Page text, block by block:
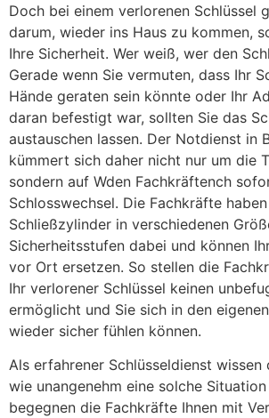
Doch bei einem verlorenen Schlüssel
darum, wieder ins Haus zu kommen,
Ihre Sicherheit. Wer weiß, wer den
Gerade wenn Sie vermuten, dass Ihr
Hände geraten sein könnte oder Ihr
daran befestigt war, sollten Sie das
austauschen lassen. Der Notdienst in
kümmert sich daher nicht nur um die
sondern auf Wden Fachkräftench
Schlosswechsel. Die Fachkräfte
Schließzylinder in verschiedenen
Sicherheitsstufen dabei und können
vor Ort ersetzen. So stellen die
Ihr verlorener Schlüssel keinen
ermöglicht und Sie sich in den
wieder sicher fühlen können.
Als erfahrener Schlüsseldienst wissen
wie unangenehm eine solche
begegnen die Fachkräfte Ihnen mit